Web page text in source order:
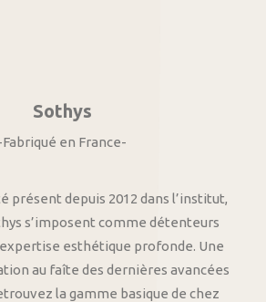
Sothys
Fabriqué en France-
présent depuis 2012 dans l’institut,
s’imposent comme détenteurs
expertise esthétique profonde. Une
au faîte des dernières avancées
la gamme basique de chez